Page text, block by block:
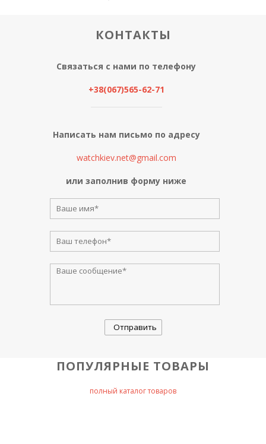
КОНТАКТЫ
Связаться с нами по телефону
+38(067)565-62-71
Написать нам письмо по адресу
watchkiev.net@gmail.com
или заполнив форму ниже
ПОПУЛЯРНЫЕ ТОВАРЫ
полный каталог товаров